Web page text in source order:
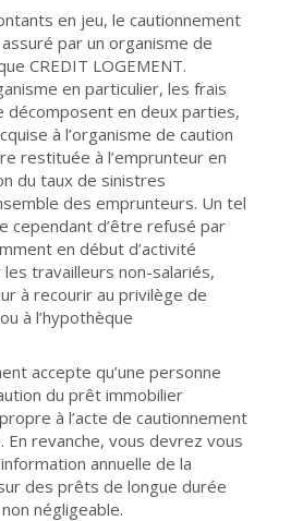
en jeu, le cautionnement
par un organisme de
CREDIT LOGEMENT.
en particulier, les frais
décomposent en deux parties,
à l’organisme de caution
restituée à l’emprunteur en
du taux de sinistres
des emprunteurs. Un tel
cependant d’être refusé par
en début d’activité
travailleurs non-salariés,
à recourir au privilège de
à l’hypothèque
accepte qu’une personne
du prêt immobilier
à l’acte de cautionnement
En revanche, vous devrez vous
annuelle de la
des prêts de longue durée
négligeable.